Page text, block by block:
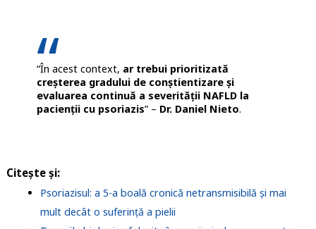
“În acest context, ar trebui prioritizată
creșterea gradului de conștientizare și
evaluarea continuă a severității NAFLD la
pacienții cu psoriazis” – Dr. Daniel Nieto.
Citește și:
Psoriazisul: a 5-a boală cronică netransmisibilă și mai
mult decât o suferință a pielii